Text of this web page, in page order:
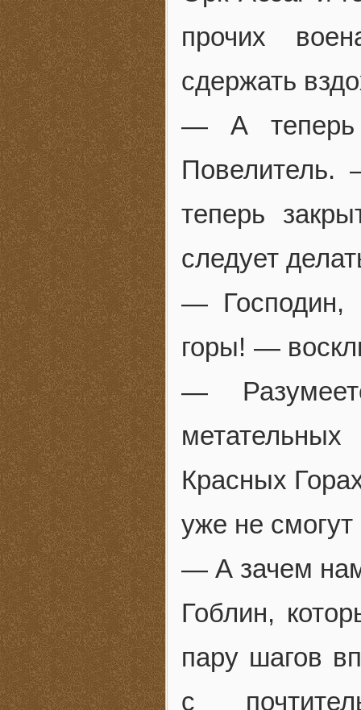
прочих
сдержать
— А теперь
теперь
следует
— Господин,
горы! —
—
Красных
уже не
— А зачем
Гоблин,
пару шагов
с